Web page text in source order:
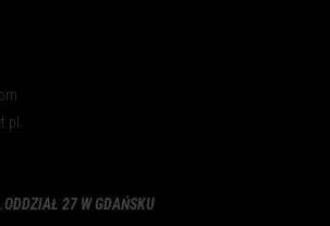
ODDZIAŁ 27 W GDAŃSKU